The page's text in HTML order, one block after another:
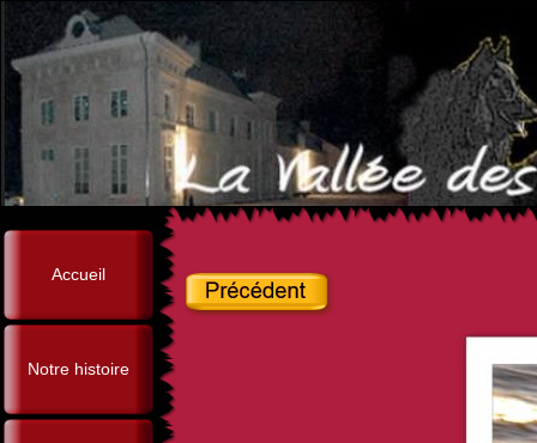
Accueil
Notre histoire